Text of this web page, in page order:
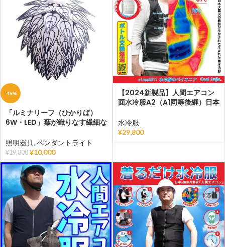
-49%
「ルミナリーフ（ひかりば）
6W・LED」葉が織りなす繊細な
たペンダントライト
照明器具, ペンダントライト
¥19,800 ¥10,000
【2024新製品】人間エアコン
面水冷服A2（A1同等後継）日本
水冷服【即納】
水冷服
¥29,800